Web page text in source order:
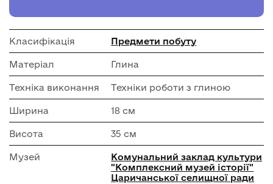
Класифікація Предмети побуту
Матеріал Глина
Техніка виконання Техніки роботи з глиною
Ширина 18 см
Висота 35 см
Музей
Комунальний заклад культури
"Комплексний музей історії"
Царичанської селищної ради